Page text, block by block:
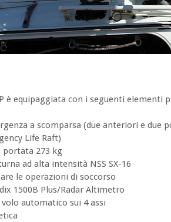
è equipaggiata con i seguenti elementi
a scomparsa (due anteriori e due
Life Raft)
portata 273 kg
ad alta intensità NSS SX-16
le operazioni di soccorso
1500B Plus/Radar Altimetro
automatico sui 4 assi